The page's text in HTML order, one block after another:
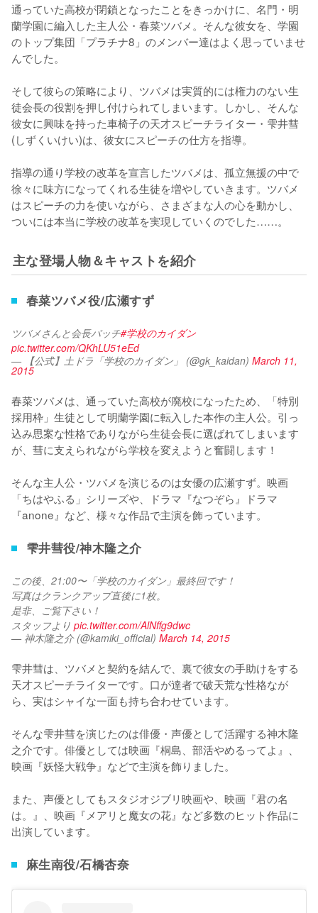
通っていた高校が閉鎖となったことをきっかけに、名門・明
蘭学園に編入した主人公・春菜ツバメ。そんな彼女を、学園
のトップ集団「プラチナ8」のメンバー達はよく思っていませ
んでした。
そして彼らの策略により、ツバメは実質的には権力のない生
徒会長の役割を押し付けられてしまいます。しかし、そんな
彼女に興味を持った車椅子の天才スピーチライター・雫井彗
(しずくいけい)は、彼女にスピーチの仕方を指導。
指導の通り学校の改革を宣言したツバメは、孤立無援の中で
徐々に味方になってくれる生徒を増やしていきます。ツバメ
はスピーチの力を使いながら、さまざまな人の心を動かし、
ついには本当に学校の改革を実現していくのでした……。
主な登場人物＆キャストを紹介
春菜ツバメ役/広瀬すず
ツバメさんと会長バッチ#学校のカイダン
pic.twitter.com/QKhLU51eEd
— 【公式】土ドラ「学校のカイダン」 (@gk_kaidan) March 11,
2015
春菜ツバメは、通っていた高校が廃校になったため、「特別
採用枠」生徒として明蘭学園に転入した本作の主人公。引っ
込み思案な性格でありながら生徒会長に選ばれてしまいます
が、彗に支えられながら学校を変えようと奮闘します！
そんな主人公・ツバメを演じるのは女優の広瀬すず。映画
「ちはやふる」シリーズや、ドラマ『なつぞら』ドラマ
『anone』など、様々な作品で主演を飾っています。
雫井彗役/神木隆之介
この後、21:00〜「学校のカイダン」最終回です！
写真はクランクアップ直後に1枚。
是非、ご覧下さい！
スタッフより pic.twitter.com/AlNffg9dwc
— 神木隆之介 (@kamiki_official) March 14, 2015
雫井彗は、ツバメと契約を結んで、裏で彼女の手助けをする
天才スピーチライターです。口が達者で破天荒な性格なが
ら、実はシャイな一面も持ち合わせています。
そんな雫井彗を演じたのは俳優・声優として活躍する神木隆
之介です。俳優としては映画『桐島、部活やめるってよ』、
映画『妖怪大戦争』などで主演を飾りました。
また、声優としてもスタジオジブリ映画や、映画『君の名
は。』、映画『メアリと魔女の花』など多数のヒット作品に
出演しています。
麻生南役/石橋杏奈